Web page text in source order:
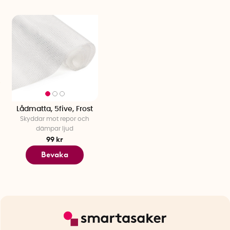
Lådmatta, 5five, Frost
Skyddar mot repor och
dämpar ljud
99 kr
Bevaka